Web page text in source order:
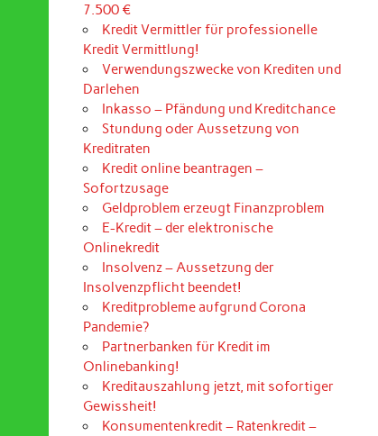
7.500 €
Kredit Vermittler für professionelle
Kredit Vermittlung!
Verwendungszwecke von Krediten und
Darlehen
Inkasso – Pfändung und Kreditchance
Stundung oder Aussetzung von
Kreditraten
Kredit online beantragen –
Sofortzusage
Geldproblem erzeugt Finanzproblem
E-Kredit – der elektronische
Onlinekredit
Insolvenz – Aussetzung der
Insolvenzpflicht beendet!
Kreditprobleme aufgrund Corona
Pandemie?
Partnerbanken für Kredit im
Onlinebanking!
Kreditauszahlung jetzt, mit sofortiger
Gewissheit!
Konsumentenkredit – Ratenkredit –